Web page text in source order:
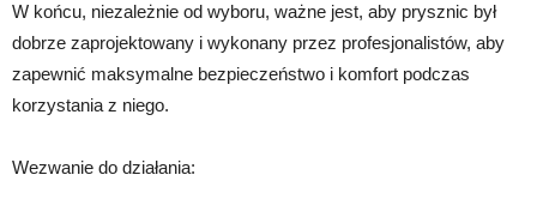
W końcu, niezależnie od wyboru, ważne jest, aby prysznic był
dobrze zaprojektowany i wykonany przez profesjonalistów, aby
zapewnić maksymalne bezpieczeństwo i komfort podczas
korzystania z niego.
Wezwanie do działania: